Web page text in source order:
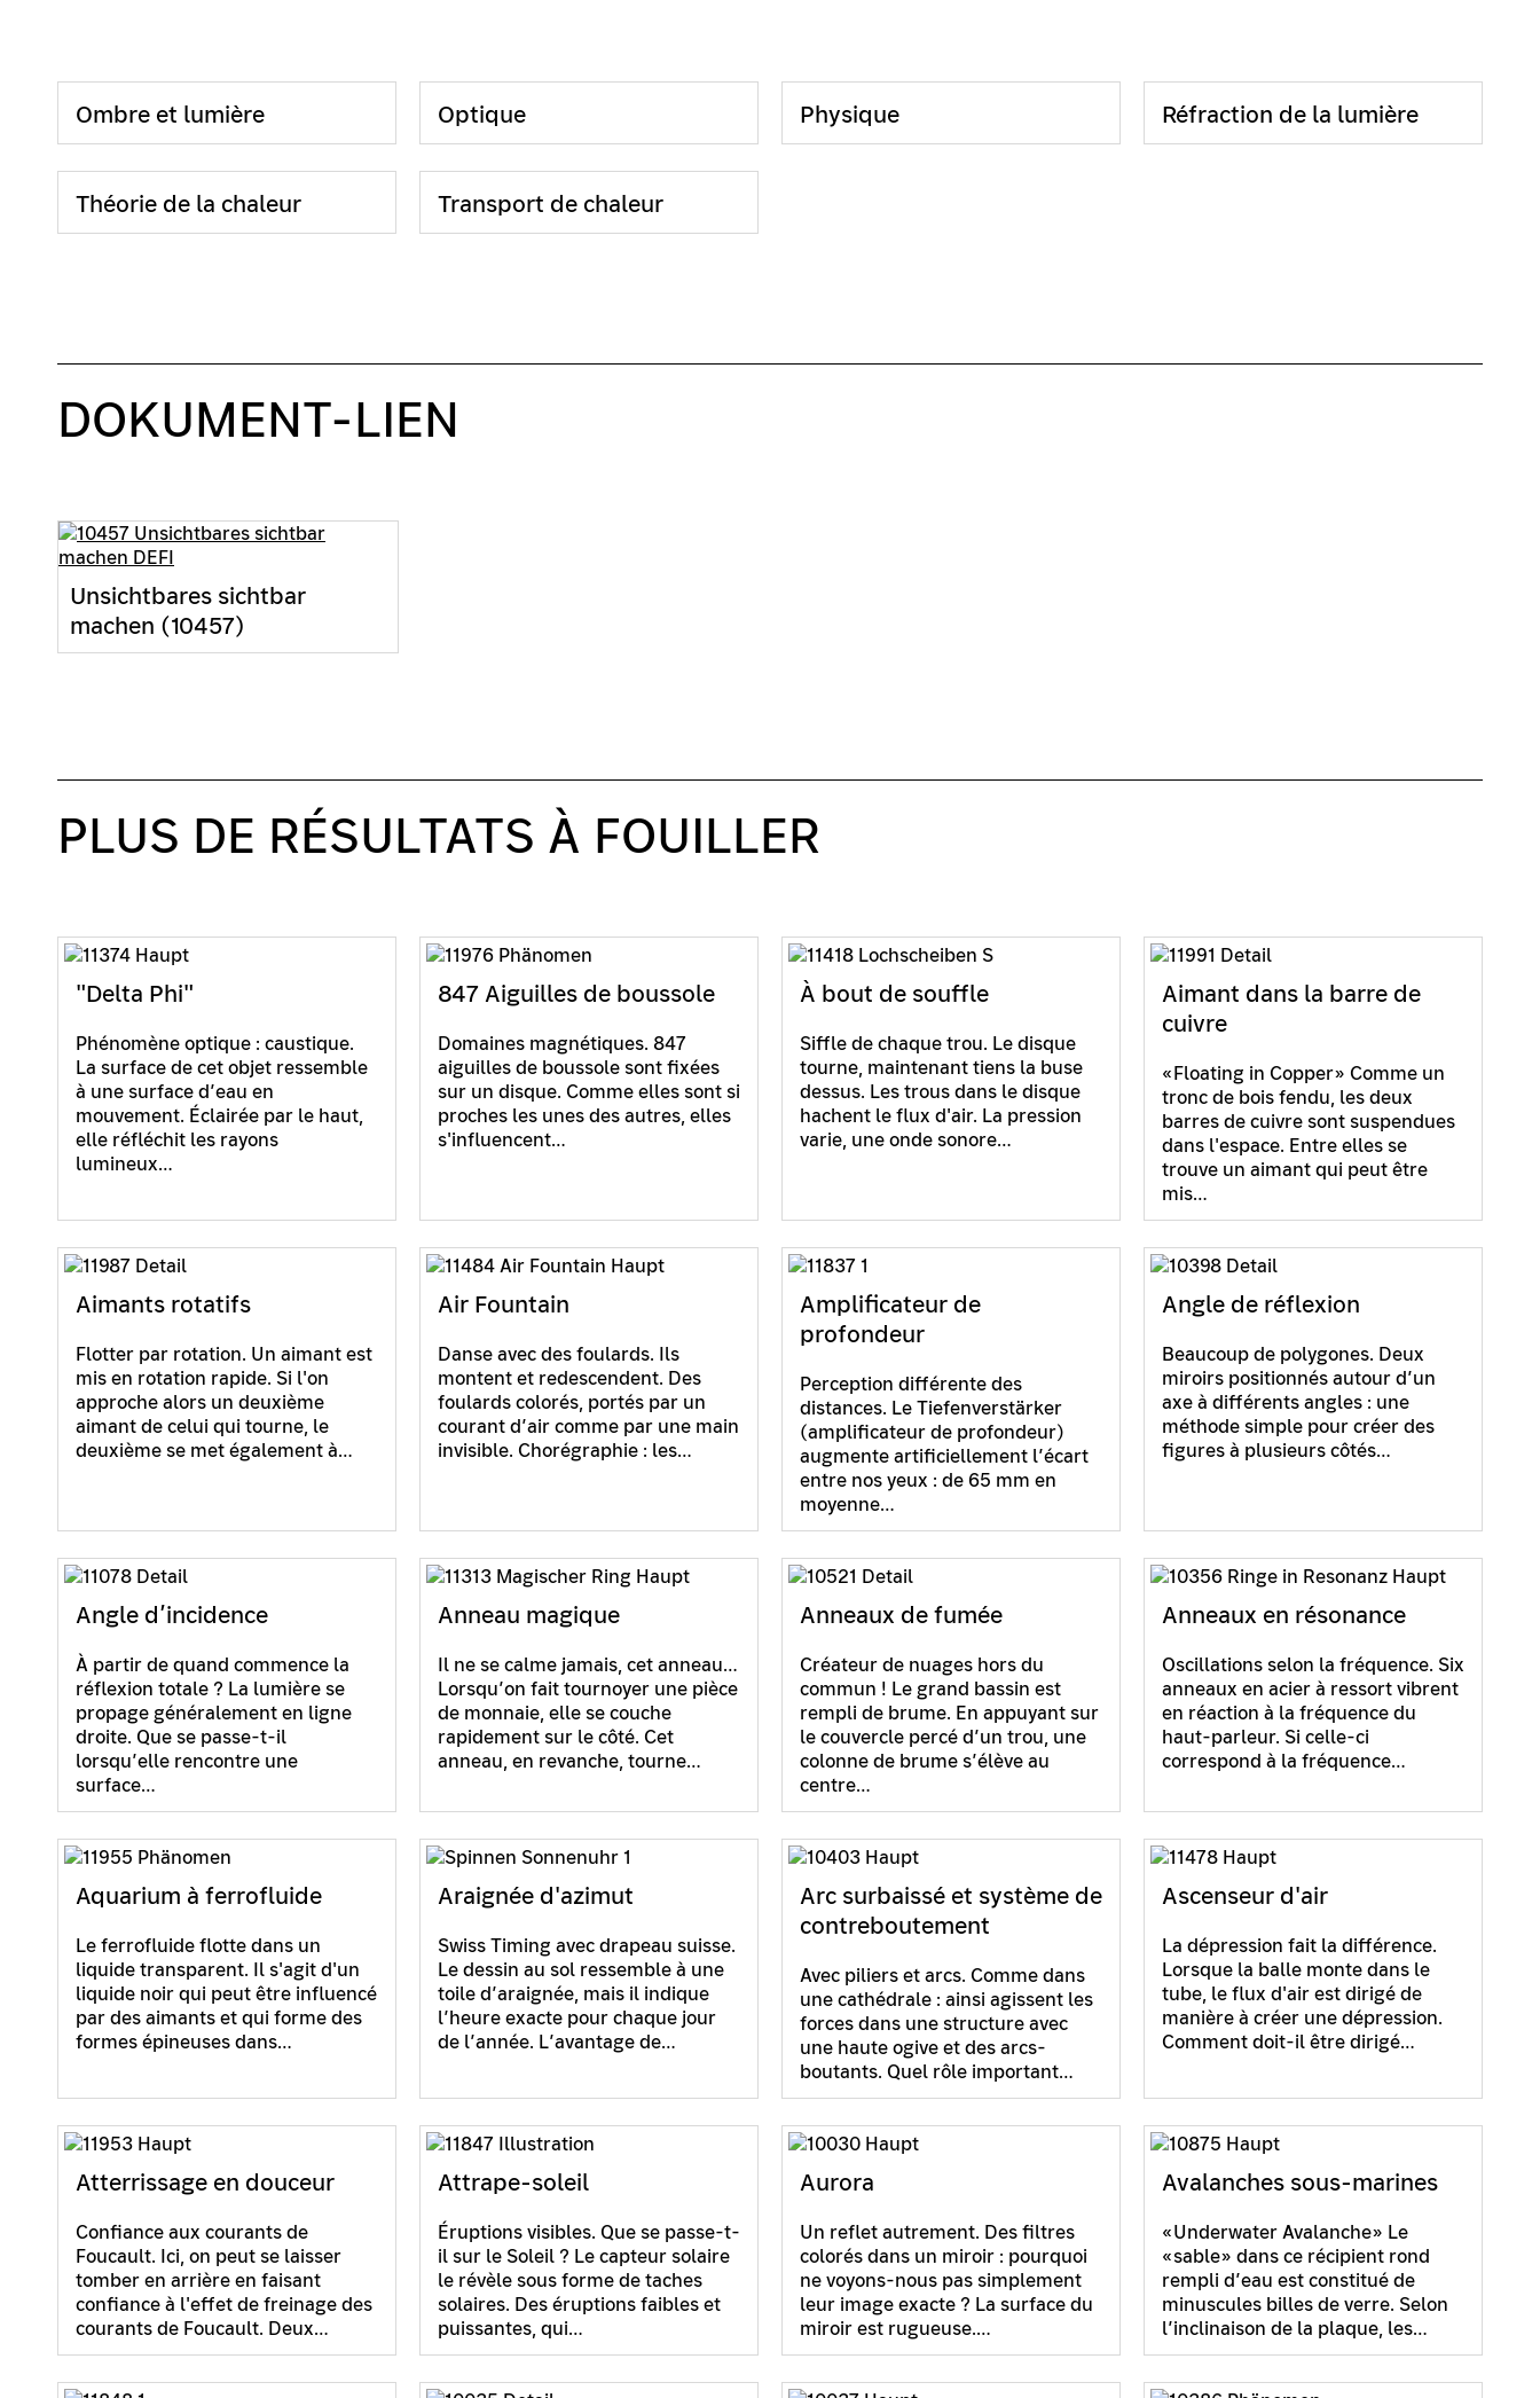
Ombre et lumière Optique Physique Réfraction de la lumière
Théorie de la chaleur Transport de chaleur
DOKUMENT-LIEN
Unsichtbares sichtbar
machen (10457)
PLUS DE RÉSULTATS À FOUILLER
"Delta Phi"
Phénomène optique : caustique.
La surface de cet objet ressemble
à une surface d’eau en
mouvement. Éclairée par le haut,
elle réfléchit les rayons
lumineux…
847 Aiguilles de boussole
Domaines magnétiques. 847
aiguilles de boussole sont fixées
sur un disque. Comme elles sont si
proches les unes des autres, elles
s'influencent…
À bout de souffle
Siffle de chaque trou. Le disque
tourne, maintenant tiens la buse
dessus. Les trous dans le disque
hachent le flux d'air. La pression
varie, une onde sonore…
Aimant dans la barre de
cuivre
«Floating in Copper» Comme un
tronc de bois fendu, les deux
barres de cuivre sont suspendues
dans l'espace. Entre elles se
trouve un aimant qui peut être
mis…
Aimants rotatifs
Flotter par rotation. Un aimant est
mis en rotation rapide. Si l'on
approche alors un deuxième
aimant de celui qui tourne, le
deuxième se met également à…
Air Fountain
Danse avec des foulards. Ils
montent et redescendent. Des
foulards colorés, portés par un
courant d’air comme par une main
invisible. Chorégraphie : les…
Amplificateur de
profondeur
Perception différente des
distances. Le Tiefenverstärker
(amplificateur de profondeur)
augmente artificiellement l’écart
entre nos yeux : de 65 mm en
moyenne…
Angle de réflexion
Beaucoup de polygones. Deux
miroirs positionnés autour d’un
axe à différents angles : une
méthode simple pour créer des
figures à plusieurs côtés…
Angle d’incidence
À partir de quand commence la
réflexion totale ? La lumière se
propage généralement en ligne
droite. Que se passe-t-il
lorsqu’elle rencontre une
surface…
Anneau magique
Il ne se calme jamais, cet anneau…
Lorsqu’on fait tournoyer une pièce
de monnaie, elle se couche
rapidement sur le côté. Cet
anneau, en revanche, tourne…
Anneaux de fumée
Créateur de nuages hors du
commun ! Le grand bassin est
rempli de brume. En appuyant sur
le couvercle percé d’un trou, une
colonne de brume s’élève au
centre…
Anneaux en résonance
Oscillations selon la fréquence. Six
anneaux en acier à ressort vibrent
en réaction à la fréquence du
haut-parleur. Si celle-ci
correspond à la fréquence…
Aquarium à ferrofluide
Le ferrofluide flotte dans un
liquide transparent. Il s'agit d'un
liquide noir qui peut être influencé
par des aimants et qui forme des
formes épineuses dans…
Araignée d'azimut
Swiss Timing avec drapeau suisse.
Le dessin au sol ressemble à une
toile d’araignée, mais il indique
l’heure exacte pour chaque jour
de l’année. L’avantage de…
Arc surbaissé et système de
contreboutement
Avec piliers et arcs. Comme dans
une cathédrale : ainsi agissent les
forces dans une structure avec
une haute ogive et des arcs-
boutants. Quel rôle important…
Ascenseur d'air
La dépression fait la différence.
Lorsque la balle monte dans le
tube, le flux d'air est dirigé de
manière à créer une dépression.
Comment doit-il être dirigé…
Atterrissage en douceur
Confiance aux courants de
Foucault. Ici, on peut se laisser
tomber en arrière en faisant
confiance à l'effet de freinage des
courants de Foucault. Deux…
Attrape-soleil
Éruptions visibles. Que se passe-t-
il sur le Soleil ? Le capteur solaire
le révèle sous forme de taches
solaires. Des éruptions faibles et
puissantes, qui…
Aurora
Un reflet autrement. Des filtres
colorés dans un miroir : pourquoi
ne voyons-nous pas simplement
leur image exacte ? La surface du
miroir est rugueuse.…
Avalanches sous-marines
«Underwater Avalanche» Le
«sable» dans ce récipient rond
rempli d’eau est constitué de
minuscules billes de verre. Selon
l’inclinaison de la plaque, les…